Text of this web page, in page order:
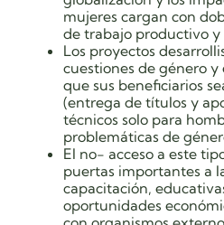
mujeres cargan con
de trabajo productivo
Los proyectos
cuestiones de género y
que sus beneficiarios
(entrega de títulos y
técnicos solo para
problemáticas de
El no- acceso a este
puertas importantes a
capacitación,
oportunidades